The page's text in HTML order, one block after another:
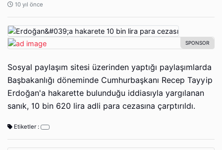
10 yıl önce
Sosyal paylaşım sitesi üzerinden yaptığı paylaşımlarda
Başbakanlığı döneminde Cumhurbaşkanı Recep Tayyip
Erdoğan'a hakarette bulunduğu iddiasıyla yargılanan
sanık, 10 bin 620 lira adli para cezasına çarptırıldı.
Etiketler :